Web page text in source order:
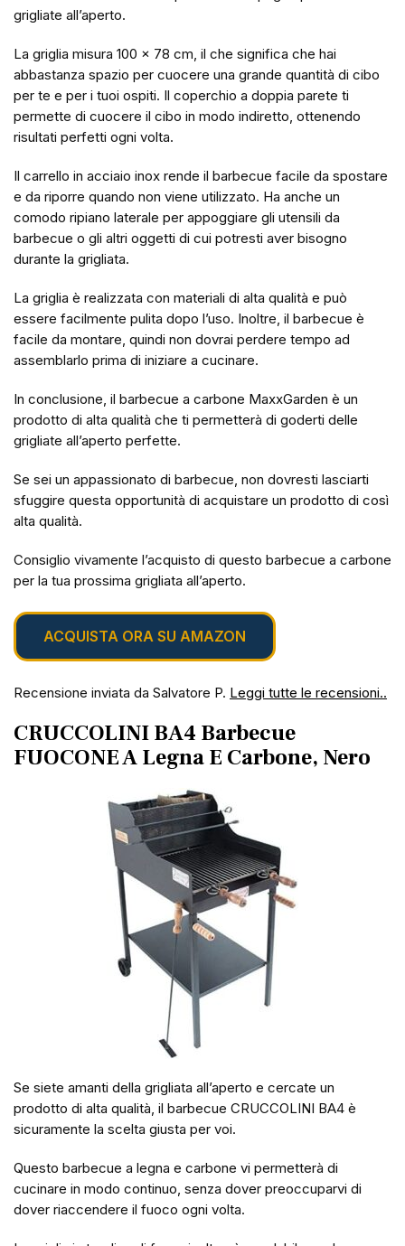
grigliate all’aperto.
La griglia misura 100 x 78 cm, il che significa che hai
abbastanza spazio per cuocere una grande quantità di cibo
per te e per i tuoi ospiti. Il coperchio a doppia parete ti
permette di cuocere il cibo in modo indiretto, ottenendo
risultati perfetti ogni volta.
Il carrello in acciaio inox rende il barbecue facile da spostare
e da riporre quando non viene utilizzato. Ha anche un
comodo ripiano laterale per appoggiare gli utensili da
barbecue o gli altri oggetti di cui potresti aver bisogno
durante la grigliata.
La griglia è realizzata con materiali di alta qualità e può
essere facilmente pulita dopo l’uso. Inoltre, il barbecue è
facile da montare, quindi non dovrai perdere tempo ad
assemblarlo prima di iniziare a cucinare.
In conclusione, il barbecue a carbone MaxxGarden è un
prodotto di alta qualità che ti permetterà di goderti delle
grigliate all’aperto perfette.
Se sei un appassionato di barbecue, non dovresti lasciarti
sfuggire questa opportunità di acquistare un prodotto di così
alta qualità.
Consiglio vivamente l’acquisto di questo barbecue a carbone
per la tua prossima grigliata all’aperto.
ACQUISTA ORA SU AMAZON
Recensione inviata da Salvatore P. Leggi tutte le recensioni..
CRUCCOLINI BA4 Barbecue
FUOCONE A Legna E Carbone, Nero
Se siete amanti della grigliata all’aperto e cercate un
prodotto di alta qualità, il barbecue CRUCCOLINI BA4 è
sicuramente la scelta giusta per voi.
Questo barbecue a legna e carbone vi permetterà di
cucinare in modo continuo, senza dover preoccuparvi di
dover riaccendere il fuoco ogni volta.